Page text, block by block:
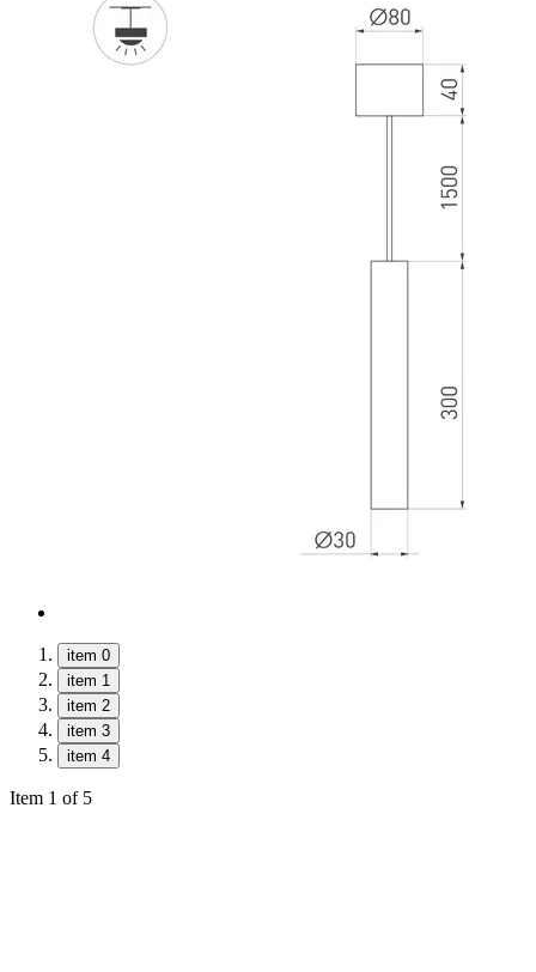
item 0
item 1
item 2
item 3
item 4
Item 1 of 5